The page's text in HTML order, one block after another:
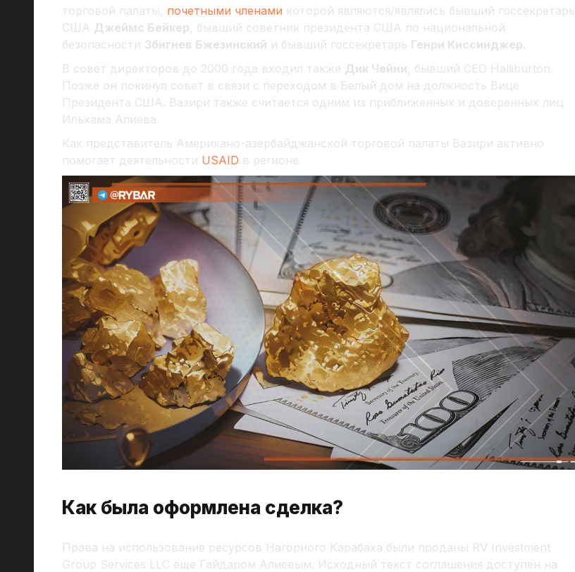
торговой палаты, почетными членами которой являются/являлись бывший госсекретарь
США Джеймс Бейкер, бывший советник президента США по национальной
безопасности Збигнев Бжезинский и бывший госсекретарь Генри Киссинджер.
В совет директоров до 2000 года входил также Дик Чейни, бывший СЕО Halliburton.
Позже он покинул совет в связи с переходом в Белый дом на должность Вице
Президента США. Вазири также считается одним из приближенных и доверенных лиц
Ильхама Алиева.
Как представитель Американо-азербайджанской торговой палаты Вазири активно
помогает деятельности USAID в регионе.
Как была оформлена сделка?
Права на использование ресурсов Нагорного Карабаха были проданы RV Investment
Group Services LLC еще Гайдаром Алиевым. Исходный текст соглашения доступен на